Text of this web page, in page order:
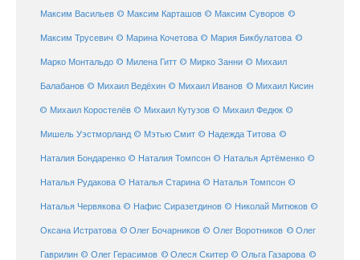
Максим Васильев © Максим Карташов © Максим Суворов ©
Максим Трусевич © Марина Кочетова © Мария Бикбулатова ©
Марко Монтальдо © Милена Гитт © Мирко Занни © Михаил
Балабанов © Михаил Ведёхин © Михаил Иванов © Михаил Кисин
© Михаил Коростелёв © Михаил Кутузов © Михаил Федюк ©
Мишель Уэстморланд © Мэтью Смит © Надежда Титова ©
Наталия Бондаренко © Наталия Томпсон © Наталья Артёменко ©
Наталья Рудакова © Наталья Старина © Наталья Томпсон ©
Наталья Червякова © Нафис Сиразетдинов © Николай Митюков ©
Оксана Истратова © Олег Бочарников © Олег Воротников © Олег
Гаврилин © Олег Герасимов © Олеся Скитер © Ольга Газарова ©